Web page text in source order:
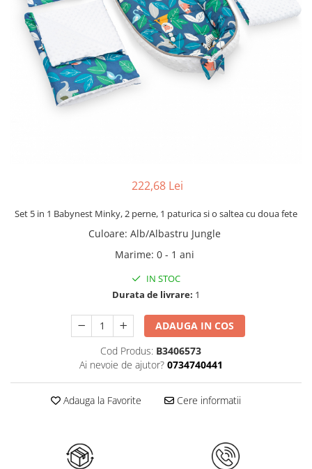
222,68 Lei
Set 5 in 1 Babynest Minky, 2 perne, 1 paturica si o saltea cu doua fete
Culoare: Alb/Albastru Jungle
Marime: 0 - 1 ani
IN STOC
Durata de livrare: 1
ADAUGA IN COS
Cod Produs: B3406573
Ai nevoie de ajutor? 0734740441
Adauga la Favorite Cere informatii